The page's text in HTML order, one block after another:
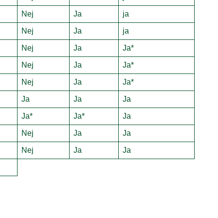
Nej Ja ja
Nej Ja ja
Nej Ja Ja*
Nej Ja Ja*
Nej Ja Ja*
Ja Ja Ja
Ja* Ja* Ja
Nej Ja Ja
Nej Ja Ja